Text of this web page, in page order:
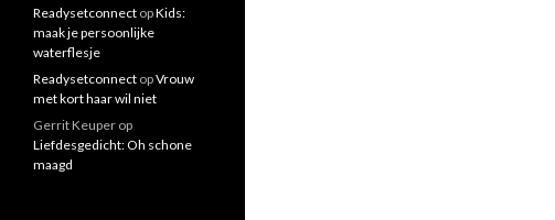
Readysetconnect opKids:
maak je persoonlijke
waterflesje
Readysetconnect opVrouw
met kort haar wil niet
Gerrit Keuper op
Liefdesgedicht: Oh schone
maagd